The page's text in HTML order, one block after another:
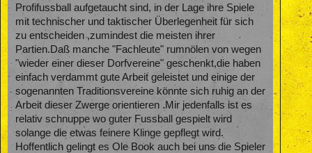
Profifussball aufgetaucht sind, in der Lage ihre Spiele
mit technischer und taktischer Überlegenheit für sich
zu entscheiden ,zumindest die meisten ihrer
Partien.Daß manche "Fachleute" rumnölen von wegen
"wieder einer dieser Dorfvereine" geschenkt,die haben
einfach verdammt gute Arbeit geleistet und einige der
sogenannten Traditionsvereine könnte sich ruhig an der
Arbeit dieser Zwerge orientieren .Mir jedenfalls ist es
relativ schnuppe wo guter Fussball gespielt wird
solange die etwas feinere Klinge gepflegt wird.
Hoffentlich gelingt es Ole Book auch bei uns die Spieler